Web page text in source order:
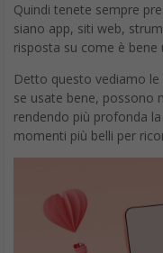
Quindi tenete sempre
siano app, siti web,
risposta su come è
Detto questo vediamo
se usate bene, possono
rendendo più profonda
momenti più belli per